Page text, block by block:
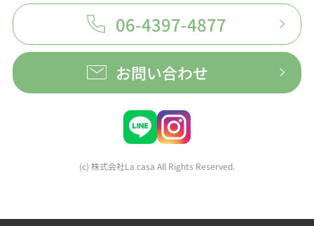
06-4397-4877
お問い合わせ
(c) 株式会社La casa All Rights Reserved.